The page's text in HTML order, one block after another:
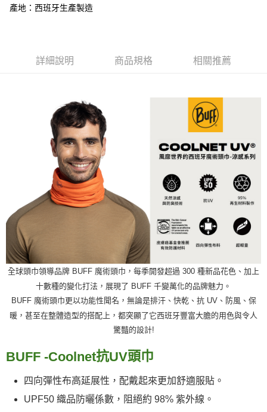
１．於結帳方式選擇「AFTEE先享後付」後，將跳轉至「AFTEE先享後付」
※ 請注意：結帳手續完成當下不需立刻繳費，但若您需要取消訂單，請聯絡
是否繳費成功／繳費後需取消欲退款等相關疑問，請聯繫「AFTEE先享後付
客戶支援中心」https://netprotections.freshdesk.com/support/home
【注意事項】
１．透過由恩沛科技股份有限公司提供之「AFTEE先享後付」服務完成之交
易，需依本服務之必要範圍內提供個人資料，並將交易相關給付款項請求債
權轉讓予恩沛科技股份有限公司。
２．關於個人資料處理事宜，請瀏覽以下網址：
https://aftee.tw/terms/#terms3
３．未成年的使用者請事先徵得法定代理人或監護人之同意方可使用
「AFTEE先享後付」，若未經同意申辦者引起之損失，本公司不負相關責
任。
４．使用「AFTEE先享後付」時，將依據個別帳號之用戶狀況，依本公司即
時審查核予不同之上限額度；若仍有額度不足之情形，本公司將視審查結果
請求用戶進行身份認證。
５．嚴禁一人註冊多個帳號或使用他人資訊註冊。若發現惡意使用之情形，
恩沛科技股份有限公司將有權停止該用戶之使用額度並採取法律行動。
付款後全家取貨
每筆NT$60，滿NT$799(含以上)免運費
7-11取貨付款
每筆NT$60，滿NT$799(含以上)免運費
付款後7-11取貨
每筆NT$60，滿NT$799(含以上)免運費
宅配
每筆NT$70，滿NT$799(含以上)免運費
產地：西班牙生產製造
詳細說明 商品規格 相關推薦
全球頭巾領導品牌 BUFF 魔術頭巾，每季開發超過 300 種新品花色、加上
十數種的變化打法，展現了 BUFF 千變萬化的品牌魅力。
BUFF 魔術頭巾更以功能性聞名，無論是排汗、快乾、抗 UV、防風、保
暖，甚至在整體造型的搭配上，都突顯了它西班牙豐富大膽的用色與令人
驚豔的設計!
BUFF -Coolnet抗UV頭巾
四向彈性布高延展性，配戴起來更加舒適服貼。
UPF50 織品防曬係數，阻絕約 98% 紫外線。